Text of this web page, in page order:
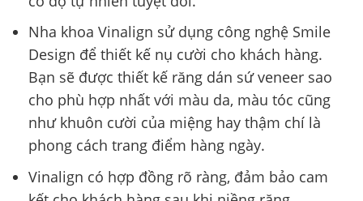
Nha khoa Vinalign sử dụng công nghệ Smile
Design để thiết kế nụ cười cho khách hàng.
Bạn sẽ được thiết kế răng dán sứ veneer sao
cho phù hợp nhất với màu da, màu tóc cũng
như khuôn cười của miệng hay thậm chí là
phong cách trang điểm hàng ngày.
Vinalign có hợp đồng rõ ràng, đảm bảo cam